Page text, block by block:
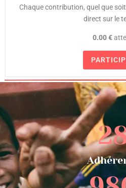
Chaque contribution, quel que
direct sur le
0.00 €